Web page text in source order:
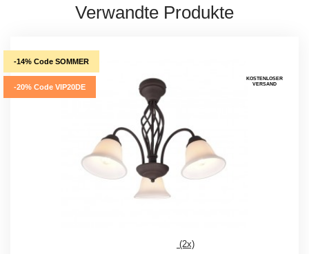
Verwandte Produkte
-14% Code SOMMER
-20% Code VIP20DE
KOSTENLOSER
VERSAND
(2x)